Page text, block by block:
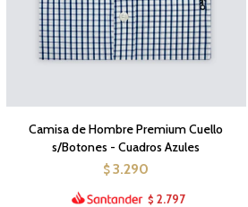
Camisa de Hombre Premium Cuello
s/Botones - Cuadros Azules
$ 3.290
$ 2.797